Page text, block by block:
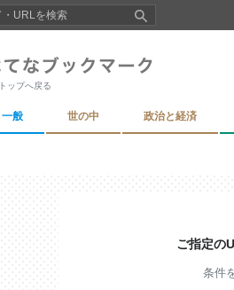
トップへ戻る
一般 世の中 政治と経済
ご指定の
条件